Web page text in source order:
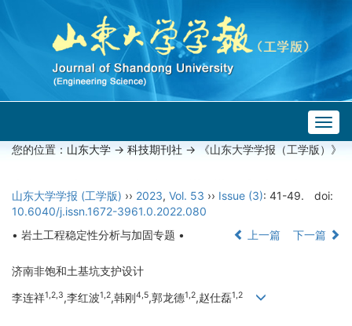
您的位置： 山东大学 -> 科技期刊社 -> 《山东大学学报（工学版）》
山东大学学报 (工学版) ›› 2023, Vol. 53 ›› Issue (3): 41-49.
doi:
10.6040/j.issn.1672-3961.0.2022.080
• 岩土工程稳定性分析与加固专题 •
上一篇 下一篇
济南非饱和土基坑支护设计
李连祥1,2,3,李红波1,2,韩刚4,5,郭龙德1,2,赵仕磊1,2